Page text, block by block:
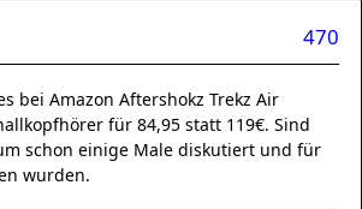
470
bei Amazon Aftershokz Trekz Air
für 84,95 statt 119€. Sind
schon einige Male diskutiert und für
wurden.